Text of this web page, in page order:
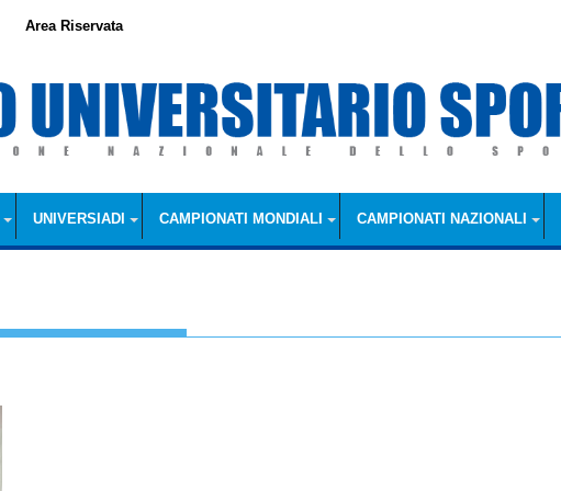
UNIVERSIADI CAMPIONATI MONDIALI CAMPIONATI NAZIONALI
Area Riservata